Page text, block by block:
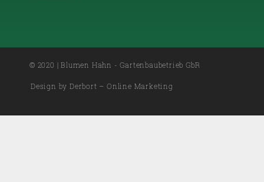
© 2020 | Blumen Hahn - Gartenbaubetrieb GbR
Design by Derbort – Online Marketing